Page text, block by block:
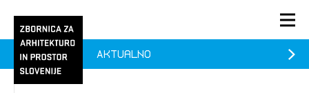
PRIJAVA
Aktualno